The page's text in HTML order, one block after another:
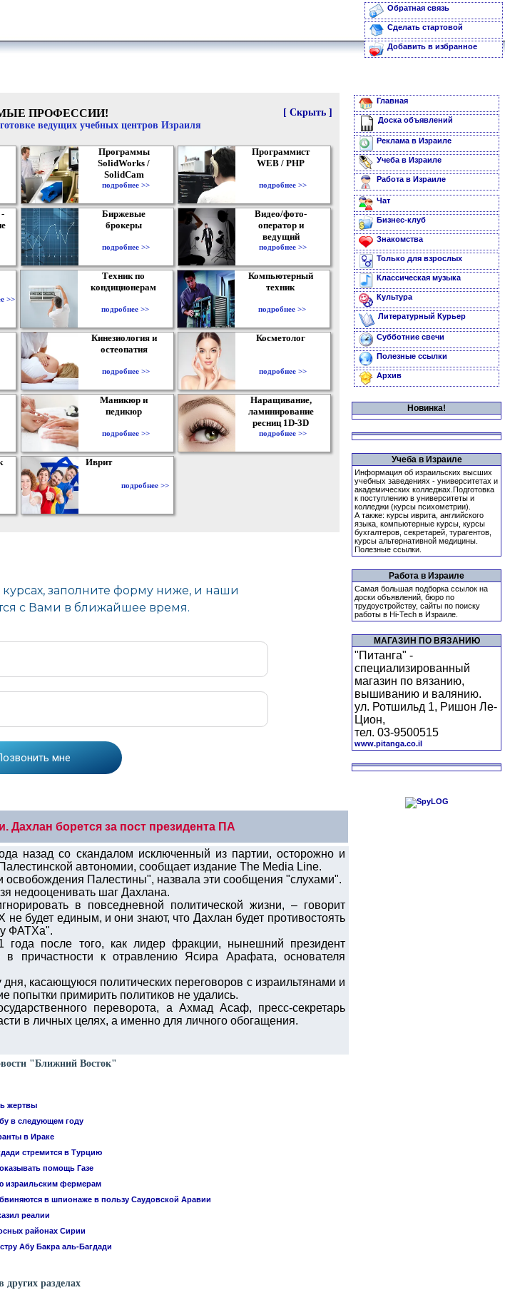
Обратная связь
Сделать стартовой
Добавить в избранное
[ Скрыть ]
ПРОФЕССИИ!
ведущих учебных центров Израиля
Программы
SolidWorks /
SolidCam
подробнее >>
Программист
WEB / PHP
подробнее >>
Биржевые
брокеры
подробнее >>
Видео/фото-
оператор и
ведущий
подробнее >>
>>
Техник по
кондиционерам
подробнее >>
Компьютерный
техник
подробнее >>
Кинезиология и
остеопатия
подробнее >>
Косметолог
подробнее >>
Маникюр и
педикюр
подробнее >>
Наращивание,
ламинирование
ресниц 1D-3D
подробнее >>
Иврит
подробнее >>
Дахлан борется за пост президента ПА
назад со скандалом исключенный из партии, осторожно и
автономии, сообщает издание The Media Line.
Палестины", назвала эти сообщения "слухами".
недооценивать шаг Дахлана.
в повседневной политической жизни, – говорит
будет единым, и они знают, что Дахлан будет противостоять
ФАТХа".
после того, как лидер фракции, нынешний президент
причастности к отравлению Ясира Арафата, основателя
касающуюся политических переговоров с израильтянами и
попытки примирить политиков не удались.
переворота, а Ахмад Асаф, пресс-секретарь
в личных целях, а именно для личного обогащения.
"Ближний Восток"
жертвы
в следующем году
в Ираке
стремится в Турцию
помощь Газе
израильским фермерам
в шпионаже в пользу Саудовской Аравии
реалии
районах Сирии
Абу Бакра аль-Багдади
других разделах
Главная
Доска объявлений
Реклама в Израиле
Учеба в Израиле
Работа в Израиле
Чат
Бизнес-клуб
Знакомства
Только для взрослых
Классическая музыка
Культура
Литературный Курьер
Субботние свечи
Полезные ссылки
Архив
Новинка!
Учеба в Израиле
Информация об израильских высших
учебных заведениях - университетах и
академических колледжах.Подготовка
к поступлению в университеты и
колледжи (курсы психометрии).
А также: курсы иврита, английского
языка, компьютерные курсы, курсы
бухгалтеров, секретарей, турагентов,
курсы альтернативной медицины.
Полезные ссылки.
Работа в Израиле
Самая большая подборка ссылок на
доски объявлений, бюро по
трудоустройству, сайты по поиску
работы в Hi-Tech в Израиле.
МАГАЗИН ПО ВЯЗАНИЮ
"Питанга" -
специализированный
магазин по вязанию,
вышиванию и валянию.
ул. Ротшильд 1, Ришон Ле-
Цион,
тел. 03-9500515
www.pitanga.co.il